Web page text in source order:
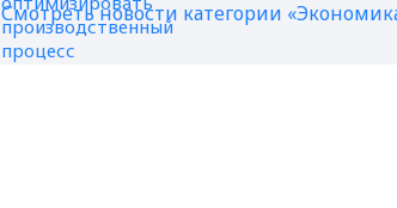
Смотреть новости категории